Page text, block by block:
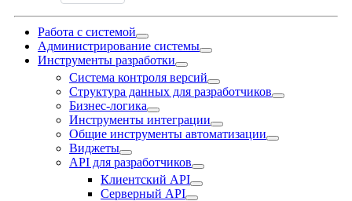
Работа с системой
Администрирование системы
Инструменты разработки
Система контроля версий
Структура данных для разработчиков
Бизнес-логика
Инструменты интеграции
Общие инструменты автоматизации
Виджеты
API для разработчиков
Клиентский API
Серверный API